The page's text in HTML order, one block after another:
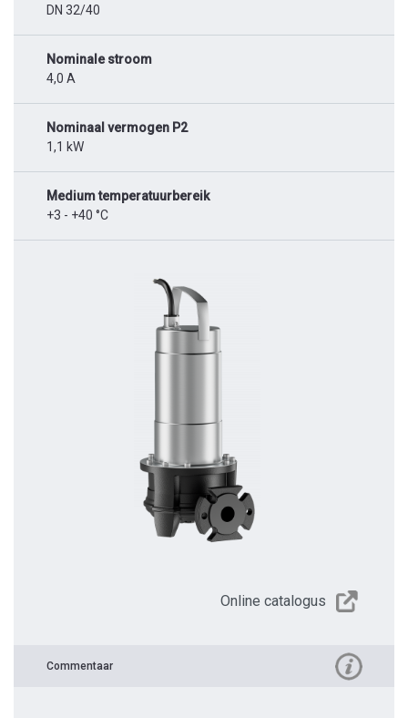
DN 32/40
Nominale stroom
4,0 A
Nominaal vermogen P2
1,1 kW
Medium temperatuurbereik
+3 - +40 °C
Online catalogus
Commentaar